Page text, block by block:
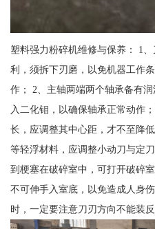
塑料强力粉碎机维修与保养： 1
利，须拆下刃磨，以免机器工作
作； 2、主轴两端两个轴承备有
入二化钼，以确保轴承正常动作
长，应调整其中心距，才不至降
等轻浮材料，应调整小动刀与定
到梗塞在破碎室中，可打开破碎
不可伸手入室底，以免造成人身
时，一定要注意刀刃方向不能装